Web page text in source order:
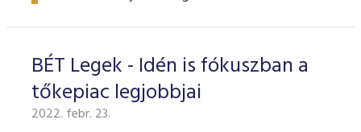
BÉT Legek - Idén is fókuszban a
tőkepiac legjobbjai
2022. febr. 23.